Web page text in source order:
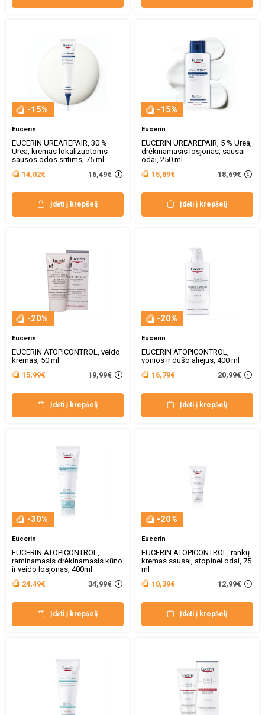
-15%
Eucerin
EUCERIN UREAREPAIR, 30 %
Urea, kremas lokalizuotoms
sausos odos sritims, 75 ml
14,02€
16,49€
Įdėti į krepšelį
-15%
Eucerin
EUCERIN UREAREPAIR, 5 % Urea,
drėkinamasis losjonas, sausai
odai, 250 ml
15,89€
18,69€
Įdėti į krepšelį
-20%
Eucerin
EUCERIN ATOPICONTROL, veido
kremas, 50 ml
15,99€
19,99€
Įdėti į krepšelį
-20%
Eucerin
EUCERIN ATOPICONTROL,
vonios ir dušo aliejus, 400 ml
16,79€
20,99€
Įdėti į krepšelį
-30%
Eucerin
EUCERIN ATOPICONTROL,
raminamasis drėkinamasis kūno
ir veido losjonas, 400ml
24,49€
34,99€
Įdėti į krepšelį
-20%
Eucerin
EUCERIN ATOPICONTROL, rankų
kremas sausai, atopinei odai, 75
ml
10,39€
12,99€
Įdėti į krepšelį